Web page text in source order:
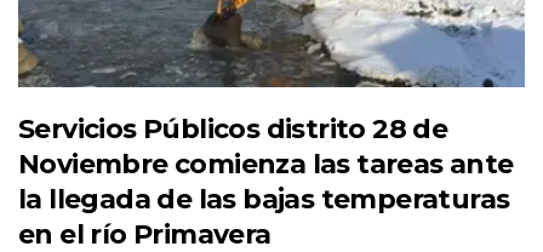
Servicios Públicos distrito 28 de
Noviembre comienza las tareas ante
la llegada de las bajas temperaturas
en el río Primavera